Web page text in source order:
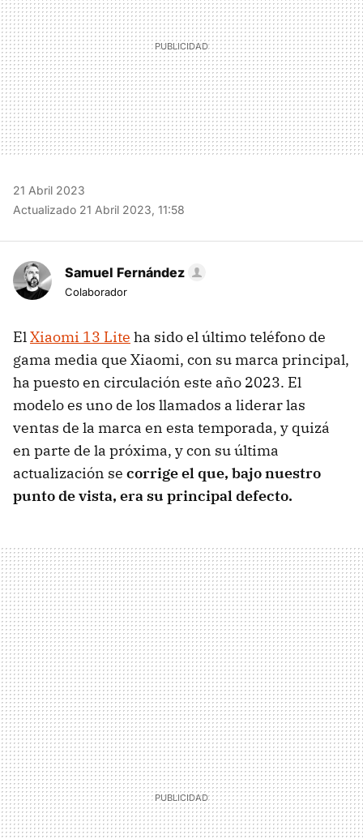
21 Abril 2023
Actualizado 21 Abril 2023, 11:58
Samuel Fernández
Colaborador
ElXiaomi 13 Lite ha sido el último teléfono de
gama media que Xiaomi, con su marca principal,
ha puesto en circulación este año 2023. El
modelo es uno de los llamados a liderar las
ventas de la marca en esta temporada, y quizá
en parte de la próxima, y con su última
actualización se corrige el que, bajo nuestro
punto de vista, era su principal defecto.